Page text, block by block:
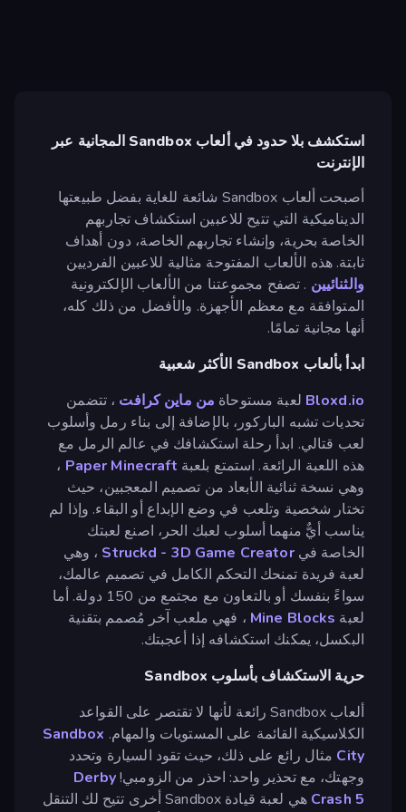
استكشف بلا حدود في ألعاب Sandbox المجانية عبر
الإنترنت
أصبحت ألعاب Sandbox شائعة للغاية بفضل طبيعتها
الديناميكية التي تتيح للاعبين استكشاف تجاربهم
الخاصة بحرية، وإنشاء تجاربهم الخاصة، دون أهداف
ثابتة. هذه الألعاب المفتوحة مثالية للاعبين الفرديين
والثنائيين . تصفح مجموعتنا من الألعاب الإلكترونية
المتوافقة مع معظم الأجهزة. والأفضل من ذلك كله،
أنها مجانية تمامًا.
ابدأ بألعاب Sandbox الأكثر شعبية
Bloxd.io لعبة مستوحاة من ماين كرافت ، تتضمن
تحديات تشبه الباركور، بالإضافة إلى بناء رمل وأسلوب
لعب قتالي. ابدأ رحلة استكشافك في عالم الرمل مع
هذه اللعبة الرائعة. استمتع بلعبة Paper Minecraft ،
وهي نسخة ثنائية الأبعاد من تصميم المعجبين، حيث
تختار شخصية وتلعب في وضع الإبداع أو البقاء. وإذا لم
يناسب أيٌّ منهما أسلوب لعبك الحر، اصنع لعبتك
الخاصة فيStruckd - 3D Game Creator ، وهي
لعبة فريدة تمنحك التحكم الكامل في تصميم عالمك،
سواءً بنفسك أو بالتعاون مع مجتمع من 150 دولة. أما
لعبة Mine Blocks ، فهي ملعب آخر مُصمم بتقنية
البكسل، يمكنك استكشافه إذا أعجبتك.
حرية الاستكشاف بأسلوب Sandbox
ألعاب Sandbox رائعة لأنها لا تقتصر على القواعد
الكلاسيكية القائمة على المستويات والمهام. Sandbox
City مثال رائع على ذلك، حيث تقود السيارة وتحدد
وجهتك، مع تحذير واحد: احذر من الزومبي!Derby
Crash 5
هي لعبة قيادة Sandbox أخرى تتيح لك التنقل